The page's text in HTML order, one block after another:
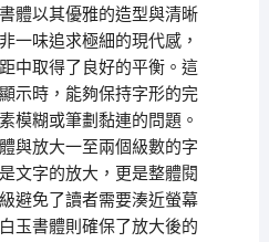
體以其優雅的造型與清晰
一味追求極細的現代感，
中取得了良好的平衡。這
示時，能夠保持字形的完
模糊或筆劃黏連的問題。
與放大一至兩個級數的字
文字的放大，更是整體閱
避免了讀者需要湊近螢幕
玉書體則確保了放大後的